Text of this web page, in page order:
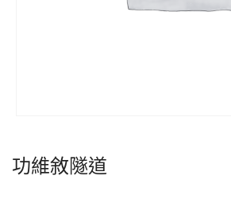
功維敘隧道